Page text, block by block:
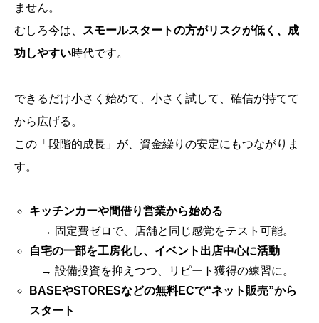
ません。
むしろ今は、
スモールスタートの方がリスクが低く、成
功しやすい時代です。
できるだけ小さく始めて、小さく試して、確信が持てて
から広げる。
この「段階的成長」が、資金繰りの安定にもつながりま
す。
キッチンカーや間借り営業から始める
→ 固定費ゼロで、店舗と同じ感覚をテスト可能。
自宅の一部を工房化し、イベント出店中心に活動
→ 設備投資を抑えつつ、リピート獲得の練習に。
BASEやSTORESなどの無料ECで“ネット販売”から
スタート